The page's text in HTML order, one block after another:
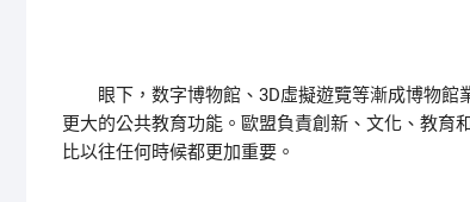
眼下，数字博物館、3D虛擬遊覽等漸成博物館
更大的公共教育功能。歐盟負責創新、文化、教育
比以往任何時候都更加重要。